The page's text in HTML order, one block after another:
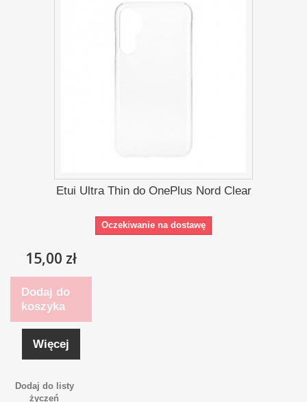
Etui Ultra Thin do OnePlus Nord Clear
Oczekiwanie na dostawę
15,00 zł
Dodaj do
koszyka
Więcej
Dodaj do listy
życzeń